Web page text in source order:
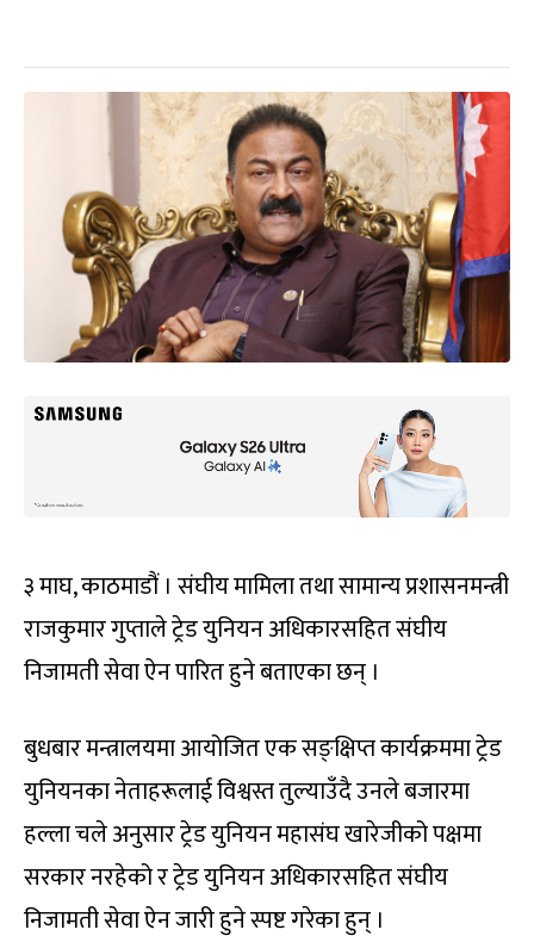
३ माघ, काठमाडौं । संघीय मामिला तथा सामान्य प्रशासनमन्त्री
राजकुमार गुप्ताले ट्रेड युनियन अधिकारसहित संघीय
निजामती सेवा ऐन पारित हुने बताएका छन् ।
बुधबार मन्त्रालयमा आयोजित एक सङ्क्षिप्त कार्यक्रममा ट्रेड
युनियनका नेताहरूलाई विश्वस्त तुल्याउँदै उनले बजारमा
हल्ला चले अनुसार ट्रेड युनियन महासंघ खारेजीको पक्षमा
सरकार नरहेको र ट्रेड युनियन अधिकारसहित संघीय
निजामती सेवा ऐन जारी हुने स्पष्ट गरेका हुन् ।